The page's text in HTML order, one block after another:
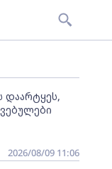
დაარტყეს,
2026/08/09 11:06